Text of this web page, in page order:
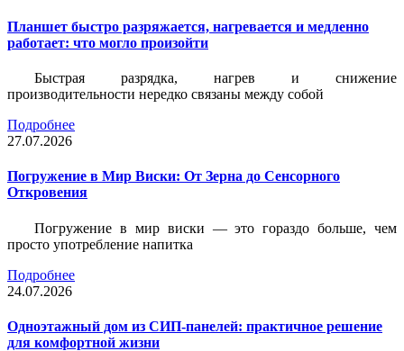
Планшет быстро разряжается, нагревается и медленно
работает: что могло произойти
Быстрая разрядка, нагрев и снижение
производительности нередко связаны между собой
Подробнее
27.07.2026
Погружение в Мир Виски: От Зерна до Сенсорного
Откровения
Погружение в мир виски — это гораздо больше, чем
просто употребление напитка
Подробнее
24.07.2026
Одноэтажный дом из СИП-панелей: практичное решение
для комфортной жизни